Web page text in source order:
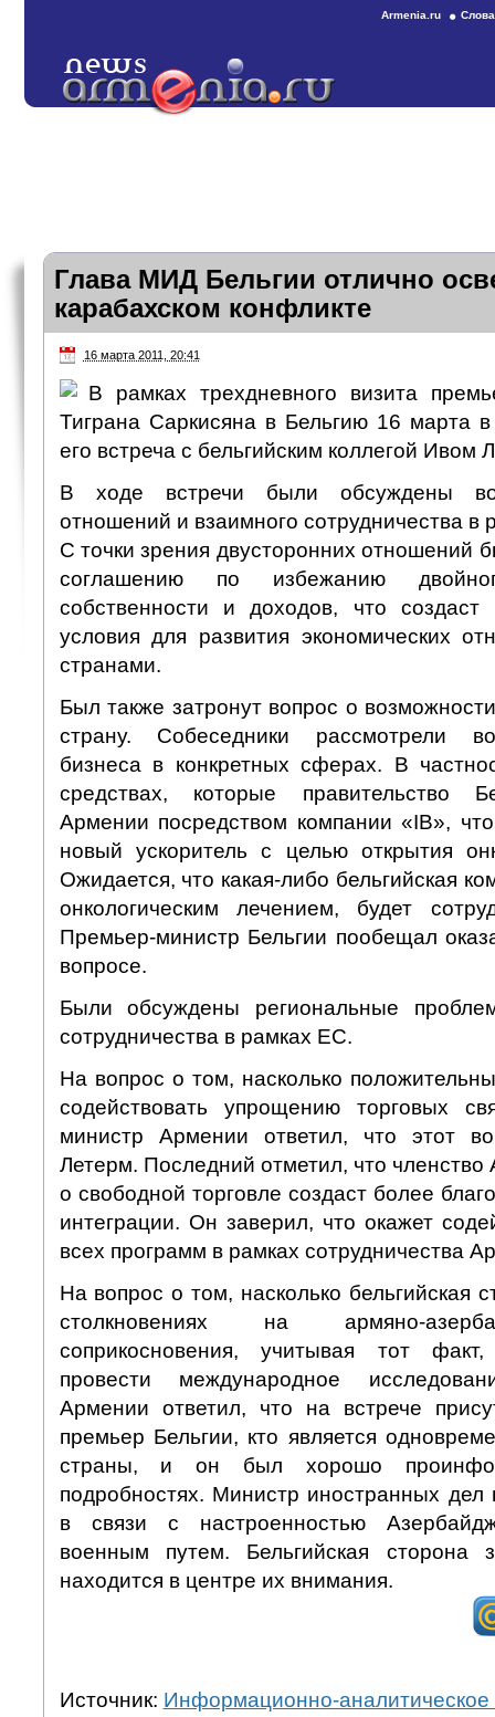
Armenia.ru
Глава МИД Бельгии отлично
карабахском конфликте
16 марта 2011, 20:41
В рамках трехдневного визита
Тиграна Саркисяна в Бельгию 16 марта
его встреча с бельгийским коллегой Ивом
В ходе встречи были обсуждены
отношений и взаимного сотрудничества в
С точки зрения двусторонних отношений
соглашению по избежанию
собственности и доходов, что создаст
условия для развития экономических
странами.
Был также затронут вопрос о
страну. Собеседники рассмотрели
бизнеса в конкретных сферах. В
средствах, которые правительство
Армении посредством компании «IB»,
новый ускоритель с целью открытия
Ожидается, что какая-либо бельгийская
онкологическим лечением, будет
Премьер-министр Бельгии пообещал
вопросе.
Были обсуждены региональные
сотрудничества в рамках ЕС.
На вопрос о том, насколько
содействовать упрощению торговых
министр Армении ответил, что этот
Летерм. Последний отметил, что
о свободной торговле создаст более
интеграции. Он заверил, что окажет
всех программ в рамках сотрудничества
На вопрос о том, насколько бельгийская
столкновениях на армяно-
соприкосновения, учитывая тот факт,
провести международное
Армении ответил, что на встрече
премьер Бельгии, кто является
страны, и он был хорошо
подробностях. Министр иностранных дел
в связи с настроенностью
военным путем. Бельгийская сторона
находится в центре их внимания.
Источник: Информационно-аналитическое